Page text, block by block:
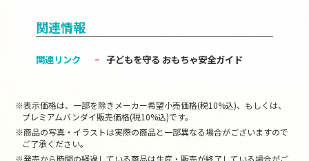
関連情報
関連リンク 子どもを守る おもちゃ安全ガイド
※表示価格は、一部を除きメーカー希望小売価格(税10%込)、もしくは、
プレミアムバンダイ販売価格(税10%込)です。
※商品の写真・イラストは実際の商品と一部異なる場合がございますので
ご了承ください。
※発売から時間の経過している商品は生産・販売が終了している場合がご